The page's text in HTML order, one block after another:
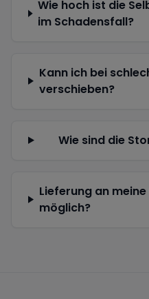
Wie hoch ist die
im Schadensfall?
Kann ich bei
verschieben?
Wie sind die
Lieferung an
möglich?